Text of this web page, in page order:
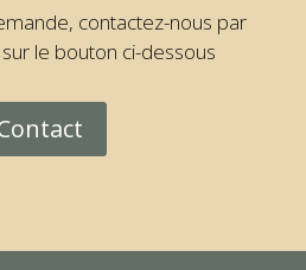
contactez-nous par
le bouton ci-dessous